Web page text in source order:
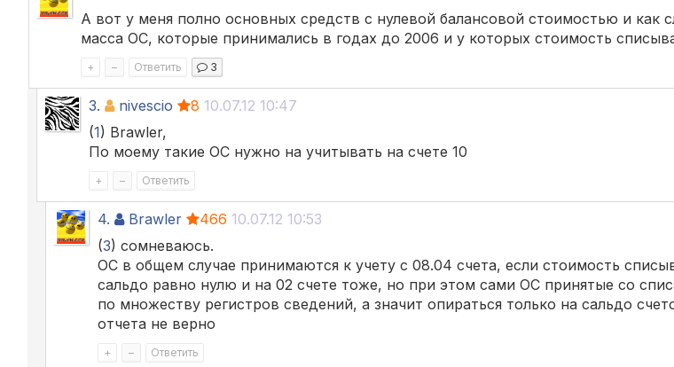
А вот у меня полно основных средств с нулевой балансовой стоимостью и как
масса ОС, которые принимались в годах до 2006 и у которых стоимость
+ – Ответить 3
3. nivescio 8 10.07.12 10:47
(1) Brawler,
По моему такие ОС нужно на учитывать на счете 10
+ – Ответить
4. Brawler 466 10.07.12 10:53
(3) сомневаюсь.
ОС в общем случае принимаются к учету с 08.04 счета, если стоимость
сальдо равно нулю и на 02 счете тоже, но при этом сами ОС принятые со
по множеству регистров сведений, а значит опираться только на сальдо
отчета не верно
+ – Ответить